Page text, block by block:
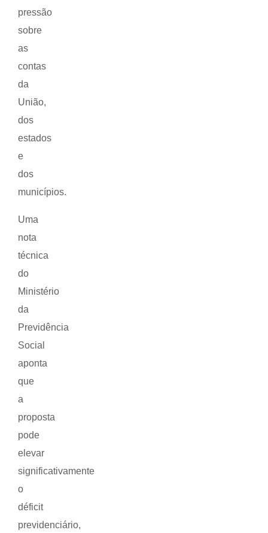
pressão
sobre
as
contas
da
União,
dos
estados
e
dos
municípios.
Uma
nota
técnica
do
Ministério
da
Previdência
Social
aponta
que
a
proposta
pode
elevar
significativamente
o
déficit
previdenciário,